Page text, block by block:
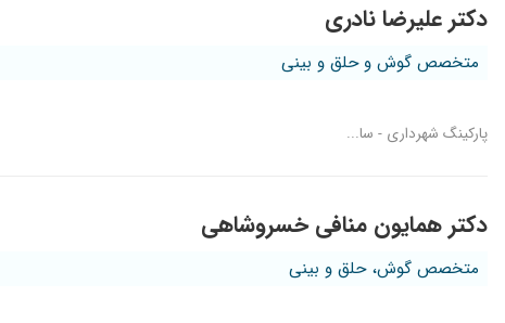
دکتر علیرضا نادری
متخصص گوش و حلق و بینی
پارکینگ شهرداری - سا...
دکتر همایون منافی خسروشاهی
متخصص گوش، حلق و بینی